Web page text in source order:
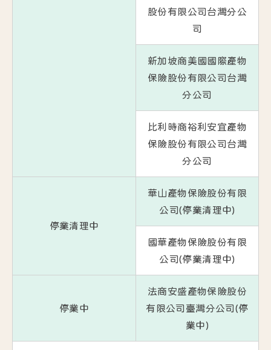
股份有限公司台灣分公
司
新加坡商美國國際產物
保險股份有限公司台灣
分公司
比利時商裕利安宜產物
保險股份有限公司台灣
分公司
停業清理中
華山產物保險股份有限
公司(停業清理中)
國華產物保險股份有限
公司(停業清理中)
停業中
法商安盛產物保險股份
有限公司臺灣分公司(停
業中)